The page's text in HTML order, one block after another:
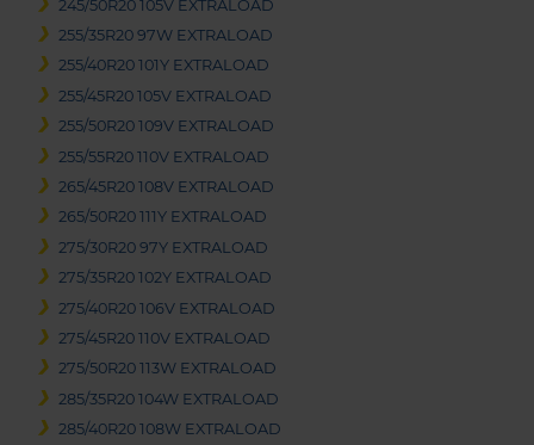
245/50R20 105V EXTRALOAD
255/35R20 97W EXTRALOAD
255/40R20 101Y EXTRALOAD
255/45R20 105V EXTRALOAD
255/50R20 109V EXTRALOAD
255/55R20 110V EXTRALOAD
265/45R20 108V EXTRALOAD
265/50R20 111Y EXTRALOAD
275/30R20 97Y EXTRALOAD
275/35R20 102Y EXTRALOAD
275/40R20 106V EXTRALOAD
275/45R20 110V EXTRALOAD
275/50R20 113W EXTRALOAD
285/35R20 104W EXTRALOAD
285/40R20 108W EXTRALOAD